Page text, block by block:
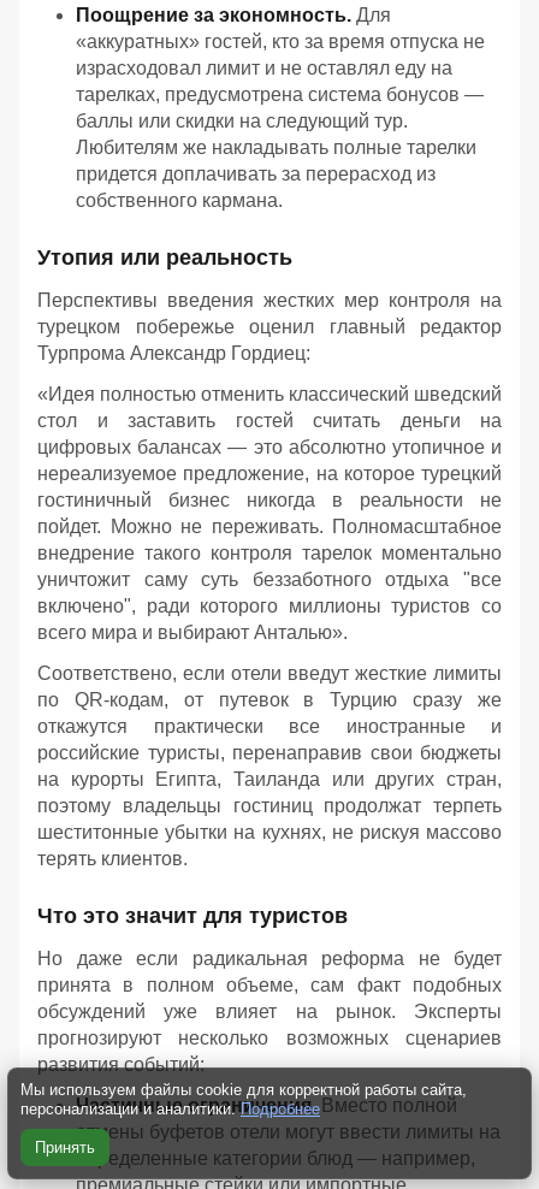
Поощрение за экономность. Для
«аккуратных» гостей, кто за время отпуска не
израсходовал лимит и не оставлял еду на
тарелках, предусмотрена система бонусов —
баллы или скидки на следующий тур.
Любителям же накладывать полные тарелки
придется доплачивать за перерасход из
собственного кармана.
Утопия или реальность
Перспективы введения жестких мер контроля на
турецком побережье оценил главный редактор
Турпрома Александр Гордиец:
«Идея полностью отменить классический шведский
стол и заставить гостей считать деньги на
цифровых балансах — это абсолютно утопичное и
нереализуемое предложение, на которое турецкий
гостиничный бизнес никогда в реальности не
пойдет. Можно не переживать. Полномасштабное
внедрение такого контроля тарелок моментально
уничтожит саму суть беззаботного отдыха "все
включено", ради которого миллионы туристов со
всего мира и выбирают Анталью».
Соответствено, если отели введут жесткие лимиты
по QR-кодам, от путевок в Турцию сразу же
откажутся практически все иностранные и
российские туристы, перенаправив свои бюджеты
на курорты Египта, Таиланда или других стран,
поэтому владельцы гостиниц продолжат терпеть
шеститонные убытки на кухнях, не рискуя массово
терять клиентов.
Что это значит для туристов
Но даже если радикальная реформа не будет
принята в полном объеме, сам факт подобных
обсуждений уже влияет на рынок. Эксперты
прогнозируют несколько возможных сценариев
развития событий:
Частичные ограничения.Вместо полной
отмены буфетов отели могут ввести лимиты на
определенные категории блюд — например,
премиальные стейки или импортные
Мы используем файлы cookie для корректной работы сайта,
персонализации и аналитики. Подробнее
Принять